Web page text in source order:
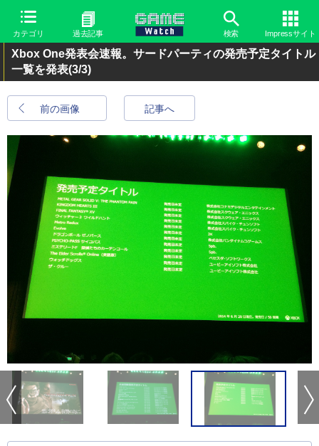
カテゴリ 過去記事 検索 Impressサイト
Xbox One発表会速報。サードパーティの発売予定タイトル
一覧を発表(3/3)
前の画像 記事へ